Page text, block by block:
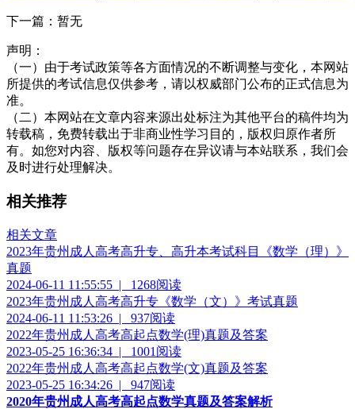
下一篇：暂无
声明：
（一）由于考试政策等各方面情况的不断调整与变化，本网站
所提供的考试信息仅供参考，请以权威部门公布的正式信息为
准。
（二）本网站在文章内容来源出处标注为其他平台的稿件均为
转载稿，免费转载出于非商业性学习目的，版权归原作者所
有。如您对内容、版权等问题存在异议请与本站联系，我们会
及时进行处理解决。
相关推荐
相关文章
2023年贵州成人高考高升专、高升本考试科目《数学（理）》
真题
2024-06-11 11:55:55 | 1268阅读
2023年贵州成人高考高升专《数学（文）》考试真题
2024-06-11 11:53:26 | 937阅读
2022年贵州成人高考高起点数学(理)真题及答案
2023-05-25 16:36:34 | 1001阅读
2022年贵州成人高考高起点数学(文)真题及答案
2023-05-25 16:34:26 | 947阅读
2020年贵州成人高考高起点数学真题及答案解析